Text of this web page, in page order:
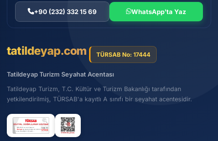
+90 (232) 332 15 69 WhatsApp'ta Yaz
tatildeyap.com TÜRSAB No: 17444
Tatildeyap Turizm Seyahat Acentası
Tatildeyap Turizm, T.C. Kültür ve Turizm Bakanlığı tarafından
yetkilendirilmiş, TÜRSAB'a kayıtlı A sınıfı bir seyahat acentesidir.